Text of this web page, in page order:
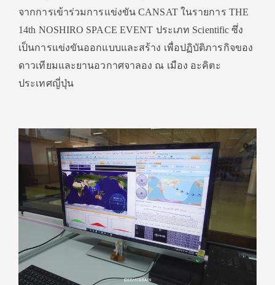
จากการเข้าร่วมการแข่งขัน CANSAT ในรายการ THE
14th NOSHIRO SPACE EVENT ประเภท Scientific ซึ่ง
เป็นการแข่งขันออกแบบและสร้าง เพื่อปฏิบัติภารกิจของ
ดาวเทียมและยานอวกาศจาลอง ณ เมือง อะคิตะ
ประเทศญี่ปุ่น